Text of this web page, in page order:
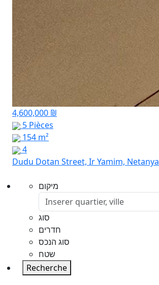
4,600,000 ₪
5 Pièces
154 m²
4
Dudu Dotan Street, Ir Yamim, Netanya
מיקום
סוג
חדרים
סוג הנכס
שטח
Recherche